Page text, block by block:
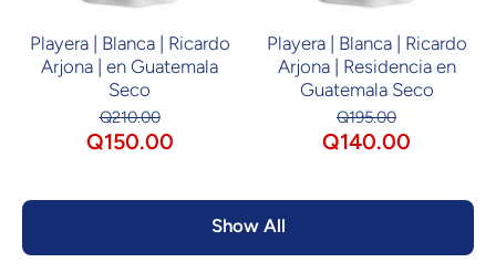
Playera | Blanca | Ricardo
Arjona | en Guatemala
Seco
Q210.00
Q150.00
Playera | Blanca | Ricardo
Arjona | Residencia en
Guatemala Seco
Q195.00
Q140.00
Show All